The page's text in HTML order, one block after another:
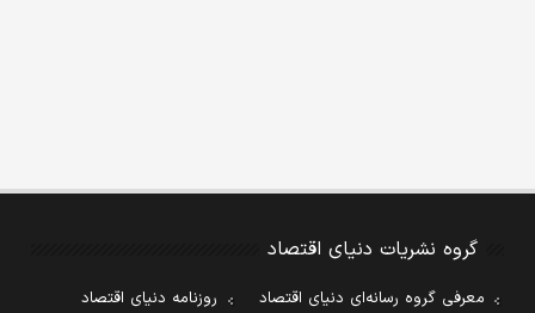
گروه نشریات دنیای اقتصاد
معرفی گروه رسانه‌ای دنیای اقتصاد
روزنامه دنیای اقتصاد